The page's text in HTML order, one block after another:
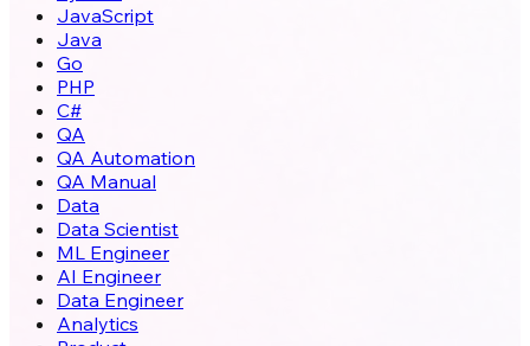
JavaScript
Java
Go
PHP
C#
QA
QA Automation
QA Manual
Data
Data Scientist
ML Engineer
AI Engineer
Data Engineer
Analytics